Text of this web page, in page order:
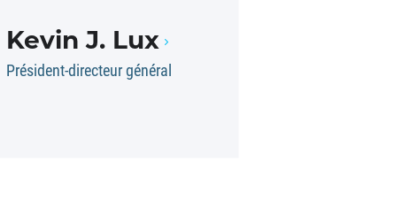
Kevin J. Lux
Président-directeur général